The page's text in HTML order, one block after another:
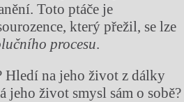
Toto ptáče je
který přežil, se lze
procesu.
Hledí na jeho život z dálky
jeho život smysl sám o sobě?